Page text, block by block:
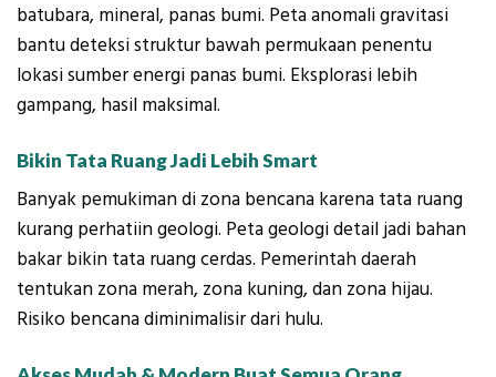
batubara, mineral, panas bumi. Peta anomali gravitasi
bantu deteksi struktur bawah permukaan penentu
lokasi sumber energi panas bumi. Eksplorasi lebih
gampang, hasil maksimal.
Bikin Tata Ruang Jadi Lebih Smart
Banyak pemukiman di zona bencana karena tata ruang
kurang perhatiin geologi. Peta geologi detail jadi bahan
bakar bikin tata ruang cerdas. Pemerintah daerah
tentukan zona merah, zona kuning, dan zona hijau.
Risiko bencana diminimalisir dari hulu.